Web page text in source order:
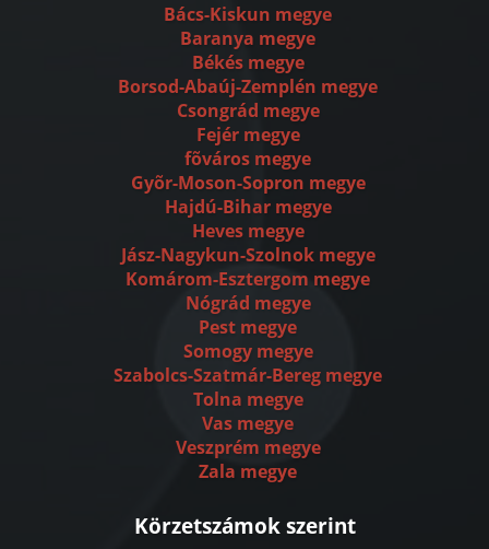
Bács-Kiskun megye
Baranya megye
Békés megye
Borsod-Abaúj-Zemplén megye
Csongrád megye
Fejér megye
fõváros megye
Gyõr-Moson-Sopron megye
Hajdú-Bihar megye
Heves megye
Jász-Nagykun-Szolnok megye
Komárom-Esztergom megye
Nógrád megye
Pest megye
Somogy megye
Szabolcs-Szatmár-Bereg megye
Tolna megye
Vas megye
Veszprém megye
Zala megye
Körzetszámok szerint